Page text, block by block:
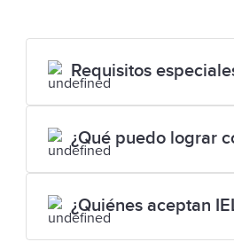
Requisitos
¿Qué puedo lograr
¿Quiénes aceptan